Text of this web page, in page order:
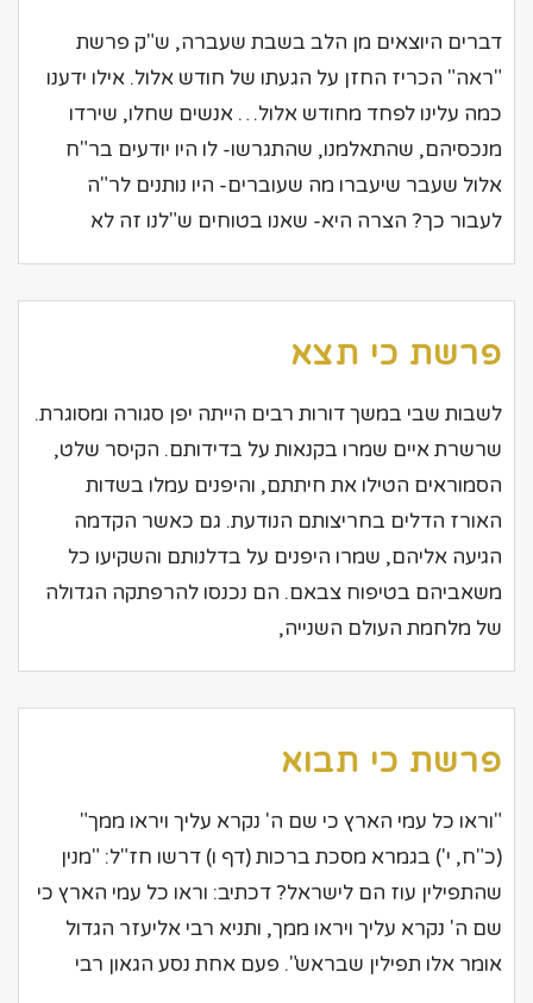
דברים היוצאים מן הלב בשבת שעברה, ש"ק פרשת
"ראה" הכריז החזן על הגעתו של חודש אלול. אילו ידענו
כמה עלינו לפחד מחודש אלול… אנשים שחלו, שירדו
מנכסיהם, שהתאלמנו, שהתגרשו- לו היו יודעים בר"ח
אלול שעבר שיעברו מה שעוברים- היו נותנים לר"ה
לעבור כך? הצרה היא- שאנו בטוחים ש"לנו זה לא
פרשת כי תצא
לשבות שבי במשך דורות רבים הייתה יפן סגורה ומסוגרת.
שרשרת איים שמרו בקנאות על בדידותם. הקיסר שלט,
הסמוראים הטילו את חיתתם, והיפנים עמלו בשדות
האורז הדלים בחריצותם הנודעת. גם כאשר הקדמה
הגיעה אליהם, שמרו היפנים על בדלנותם והשקיעו כל
משאביהם בטיפוח צבאם. הם נכנסו להרפתקה הגדולה
של מלחמת העולם השנייה,
פרשת כי תבוא
"וראו כל עמי הארץ כי שם ה' נקרא עליך ויראו ממך"
(כ"ח, י') בגמרא מסכת ברכות (דף ו) דרשו חז"ל: "מנין
שהתפילין עוז הם לישראל? דכתיב: וראו כל עמי הארץ כי
שם ה' נקרא עליך ויראו ממך, ותניא רבי אליעזר הגדול
אומר אלו תפילין שבראש". פעם אחת נסע הגאון רבי